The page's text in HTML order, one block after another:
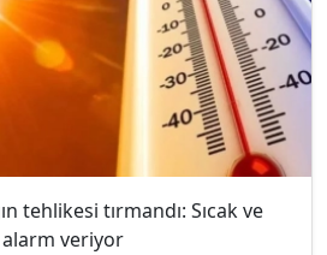
tehlikesi tırmandı: Sıcak ve
veriyor